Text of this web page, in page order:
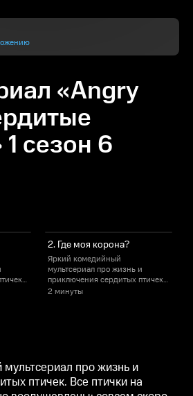
«Angry
сезон 6
в
всех
2. Где моя корона?
Яркий комедийный
мультсериал про жизнь и
приключения сердитых птичек.
Все птички на острове
безопасности. Ред больше всех
переживает за будущее
потомство и с полной
2 минуты
про жизнь и
птичек. Все птички на